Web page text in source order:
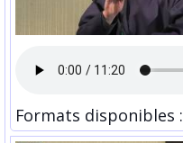
Formats disponibles :